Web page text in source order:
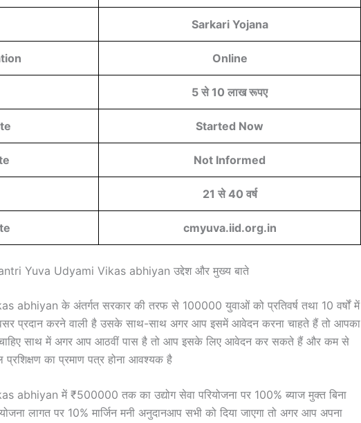
Sarkari Yojana
Online
5 से 10 लाख रूपए
Started Now
Not Informed
21 से 40 वर्ष
cmyuva.iid.org.in
Yuva Udyami Vikas abhiyan उद्देश और मुख्य बाते
के अंतर्गत सरकार की तरफ से 100000 युवाओं को प्रतिवर्ष तथा 10 वर्षों में
प्रदान करने वाली है उसके साथ-साथ अगर आप इसमें आवेदन करना चाहते हैं तो आपका
चाहिए साथ में अगर आप आठवीं पास है तो आप इसके लिए आवेदन कर सकते हैं और कम से
का प्रमाण पत्र होना आवश्यक है
में ₹500000 तक का उद्योग सेवा परियोजना पर 100% ब्याज मुक्त बिना
लागत पर 10% मार्जिन मनी अनुदानआप सभी को दिया जाएगा तो अगर आप अपना